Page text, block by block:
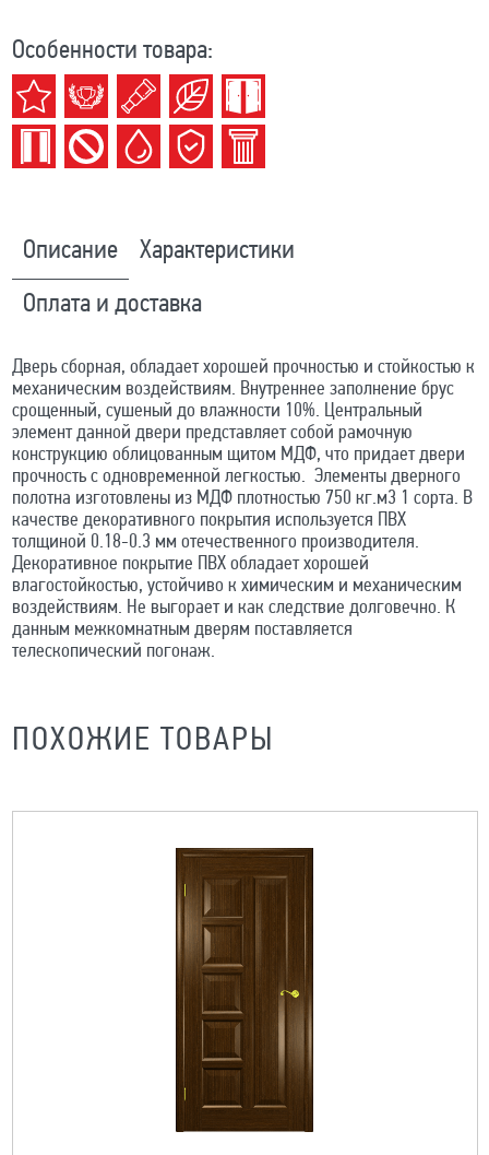
Особенности товара:
Описание Характеристики
Оплата и доставка
Дверь сборная, обладает хорошей прочностью и стойкостью к
механическим воздействиям. Внутреннее заполнение брус
срощенный, сушеный до влажности 10%. Центральный
элемент данной двери представляет собой рамочную
конструкцию облицованным щитом МДФ, что придает двери
прочность с одновременной легкостью. Элементы дверного
полотна изготовлены из МДФ плотностью 750 кг.м3 1 сорта. В
качестве декоративного покрытия используется ПВХ
толщиной 0.18-0.3 мм отечественного производителя.
Декоративное покрытие ПВХ обладает хорошей
влагостойкостью, устойчиво к химическим и механическим
воздействиям. Не выгорает и как следствие долговечно. К
данным межкомнатным дверям поставляется
телескопический погонаж.
ПОХОЖИЕ ТОВАРЫ